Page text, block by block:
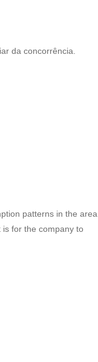
da concorrência.
patterns in the area
for the company to